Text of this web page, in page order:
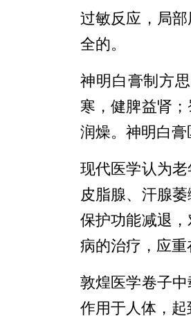
过敏反应，局
全的。
神明白膏制方
寒，健脾益肾
润燥。神明白
现代医学认为
皮脂腺、汗腺
保护功能减退
病的治疗，应
敦煌医学卷子
作用于人体，